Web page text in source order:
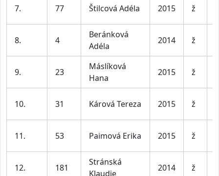
7. 77 Štilcová Adéla 2015 ž
8. 4
Beránková
Adéla
2014 ž
9. 23
Máslíková
Hana
2015 ž
10. 31 Kárová Tereza 2015 ž
11. 53 Paimová Erika 2015 ž
12. 181
Stránská
Klaudie
2014 ž